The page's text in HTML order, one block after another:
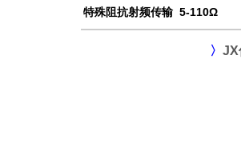
特殊阻抗射频传输 5-110Ω
〉 JX